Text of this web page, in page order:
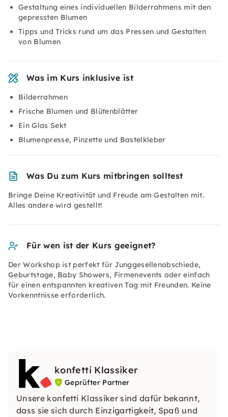
Gestaltung eines individuellen Bilderrahmens mit den
gepressten Blumen
Tipps und Tricks rund um das Pressen und Gestalten
von Blumen
Was im Kurs inklusive ist
Bilderrahmen
Frische Blumen und Blütenblätter
Ein Glas Sekt
Blumenpresse, Pinzette und Bastelkleber
Was Du zum Kurs mitbringen solltest
Bringe Deine Kreativität und Freude am Gestalten mit.
Alles andere wird gestellt!
Für wen ist der Kurs geeignet?
Der Workshop ist perfekt für Junggesellenabschiede,
Geburtstage, Baby Showers, Firmenevents oder einfach
für einen entspannten kreativen Tag mit Freunden. Keine
Vorkenntnisse erforderlich.
konfetti Klassiker
Geprüfter Partner
Unsere konfetti Klassiker sind dafür bekannt,
dass sie sich durch Einzigartigkeit, Spaß und